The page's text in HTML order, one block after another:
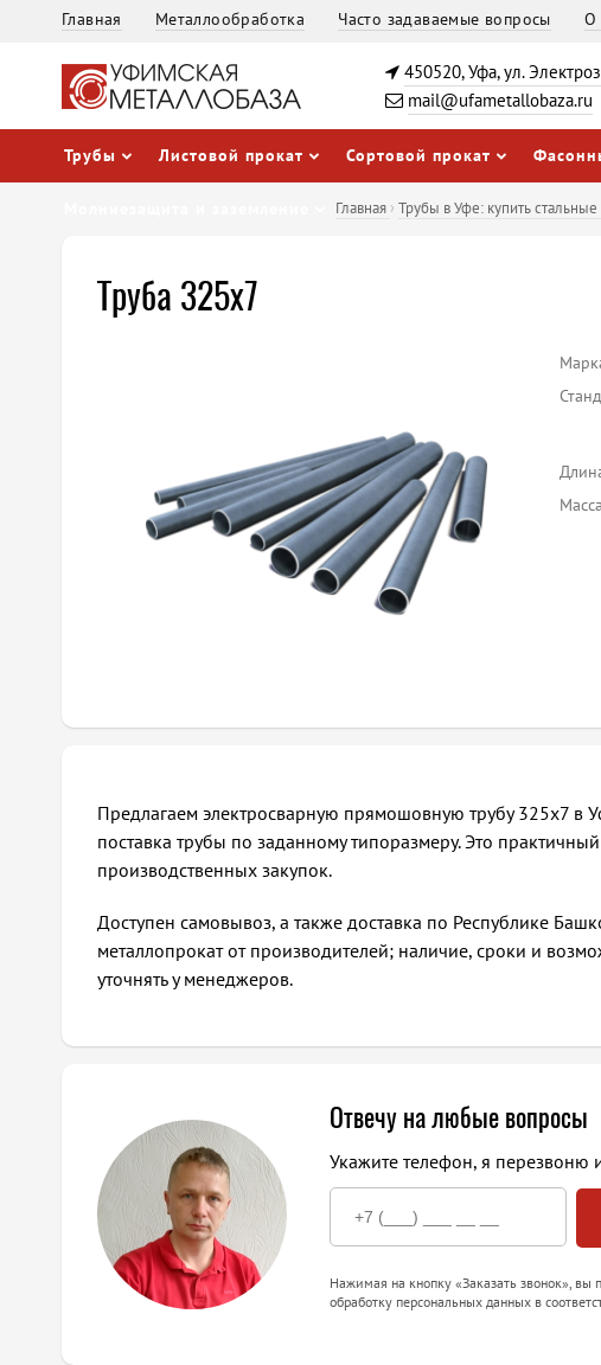
Главная Металлообработка Часто задаваемые вопросы О
450520, Уфа, ул.
mail@ufametallobaza.ru
Трубы Листовой прокат Сортовой прокат
Главная › Трубы в Уфе: купить
Труба 325х7
Предлагаем электросварную прямошовную трубу 325х7 в
поставка трубы по заданному типоразмеру. Это
производственных закупок.
Доступен самовывоз, а также доставка по Республике
металлопрокат от производителей; наличие, сроки и
уточнять у менеджеров.
Отвечу на любые вопросы
Укажите телефон, я перезвоню
Нажимая на кнопку «Заказать звонок», вы
обработку персональных данных в